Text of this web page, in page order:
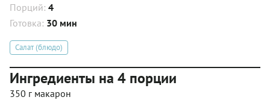
Порций: 4
Готовка: 30 мин
Салат (блюдо)
Ингредиенты на 4 порции
350 г макарон